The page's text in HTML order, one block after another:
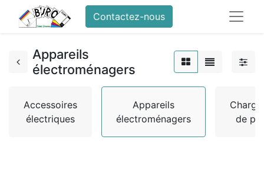
Contactez-nous
Appareils
électroménagers
Accessoires
électriques
Appareils
électroménagers
de